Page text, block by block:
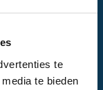
te
te bieden